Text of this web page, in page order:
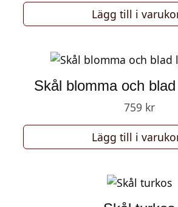
Lägg till i
Skål blomma och
759 kr
Lägg till i